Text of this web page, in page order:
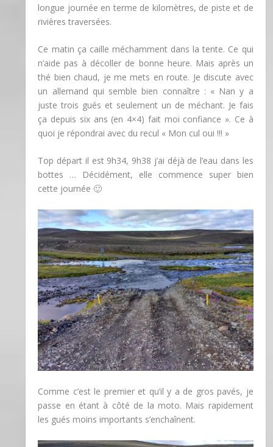
longue journée en terme de kilomètres, de piste et de
rivières traversées.
Ce matin ça caille méchamment dans la tente. Ce qui
n’aide pas à décoller de bonne heure. Mais après un
thé bien chaud, je me mets en route. Je discute avec
un allemand qui semble bien connaître : « Nan y a
juste trois gués et seulement un de méchant. Je fais
ça depuis six ans (en 4×4) fait moi confiance ». Ce à
quoi je répondrai avec du recul « Mon cul oui !!! »
Top départ il est 9h34, 9h38 j’ai déjà de l’eau dans les
bottes … Décidément, elle commence super bien
cette journée 🙂
Comme c’est le premier et qu’il y a de gros pavés, je
passe en étant à côté de la moto. Mais rapidement
les gués moins importants s’enchaînent.